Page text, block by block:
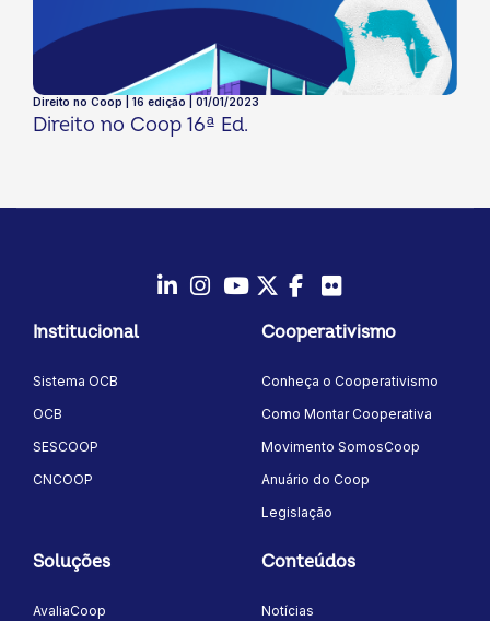
Direito no Coop | 16 edição | 01/01/2023
Direito no Coop 16ª Ed.
Instagram
YoutubeTwitter/X
Facebook
Institucional
Sistema OCB
OCB
SESCOOP
CNCOOP
Cooperativismo
Conheça o Cooperativismo
Como Montar Cooperativa
Movimento SomosCoop
Anuário do Coop
Legislação
Soluções
AvaliaCoop
Conteúdos
Notícias